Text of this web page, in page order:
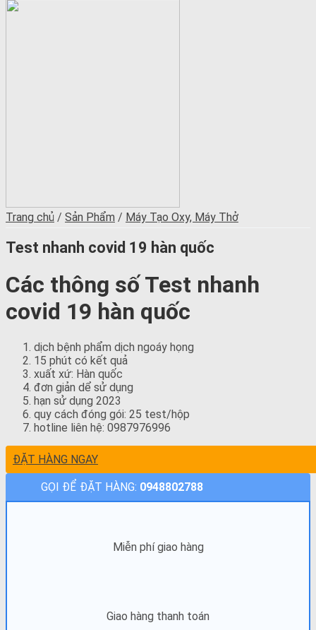
Trang chủ / Sản Phẩm / Máy Tạo Oxy, Máy Thở
Test nhanh covid 19 hàn quốc
Các thông số Test nhanh
covid 19 hàn quốc
dịch bệnh phẩm dịch ngoáy họng
15 phút có kết quả
xuất xứ: Hàn quốc
đơn giản dể sử dụng
hạn sử dụng 2023
quy cách đóng gói: 25 test/hộp
hotline liên hệ: 0987976996
ĐẶT HÀNG NGAY
GỌI ĐỂ ĐẶT HÀNG: 0948802788
Miễn phí giao hàng
Giao hàng thanh toán